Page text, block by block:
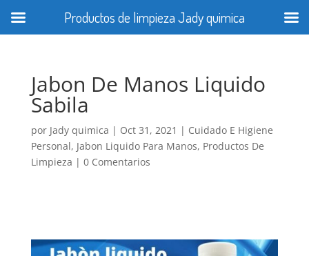
Jabon De Manos Liquido
Sabila
por Jady quimica | Oct 31, 2021 | Cuidado E Higiene
Personal, Jabon Liquido Para Manos, Productos De
Limpieza | 0 Comentarios
Productos de limpieza Jady quimica